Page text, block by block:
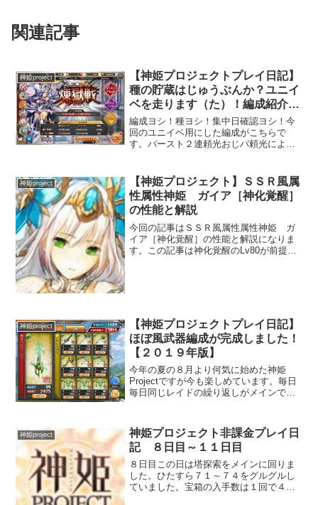
関連記事
神姫project
【神姫プロジェクトプレイ日記】
種の貯蔵はじゅうぶんか？ユニイ
ベを走ります（た）！編成紹介＆
稼いだ戦績紹介
編成ヨシ！種ヨシ！集中日確認ヨシ！今
回のユニイベ用にした編成がこちらで
す。バースト２連頼光おじパ頼光による
ースト特化でアサルトなどは十字架あり
で調整しています。デバフ...
神姫project
【神姫プロジェクト】ＳＳＲ風属
性属性神姫 ガイア［神化覚醒］
の性能と解説
今回の記事はＳＳＲ風属性属性神姫 ガ
イア［神化覚醒］の性能と解説になりま
す。この記事は神化覚醒のLv80が前提に
神姫project
【神姫プロジェクトプレイ日記】
ほぼ風武器編成が完成しました！
【２０１９年版】
今年の夏の８月より何気に始めた神姫
Projectですが今も楽しめています。毎日
毎日同じレイドの繰り返しがメインです
😫そんなこんなで様々なイベントをこな
した結果、風武器編...
神姫project
神姫プロジェクト非課金プレイ日
記 ８日目～１１日目
８日目この日は塔探索をメインに回りま
した。ひたすら７１～７４をグルグルし
ていました。宝箱の入手数は１回で４０